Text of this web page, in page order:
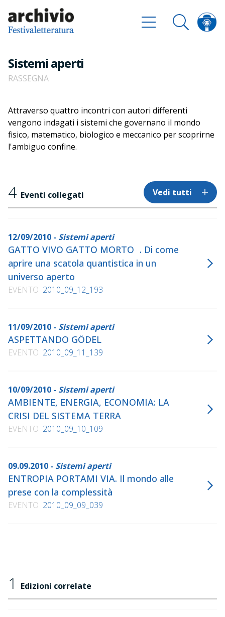
Sistemi aperti
RASSEGNA
Attraverso quattro incontri con autori differenti
vengono indagati i sistemi che governano il mondo
fisico, matematico, biologico e meccanico per scoprirne
l'ambiguo confine.
4 Eventi collegati Vedi tutti
12/09/2010 - Sistemi aperti
GATTO VIVO GATTO MORTO . Di come
aprire una scatola quantistica in un
universo aperto
EVENTO 2010_09_12_193
11/09/2010 - Sistemi aperti
ASPETTANDO GÖDEL
EVENTO 2010_09_11_139
10/09/2010 - Sistemi aperti
AMBIENTE, ENERGIA, ECONOMIA: LA
CRISI DEL SISTEMA TERRA
EVENTO 2010_09_10_109
09.09.2010 - Sistemi aperti
ENTROPIA PORTAMI VIA. Il mondo alle
prese con la complessità
EVENTO 2010_09_09_039
1 Edizioni correlate